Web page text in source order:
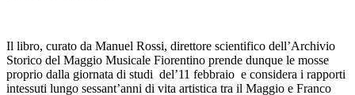
Il libro, curato da Manuel Rossi, direttore scientifico dell’Archivio
Storico del Maggio Musicale Fiorentino prende dunque le mosse
proprio dalla giornata di studi del’11 febbraio e considera i rapporti
intessuti lungo sessant’anni di vita artistica tra il Maggio e Franco